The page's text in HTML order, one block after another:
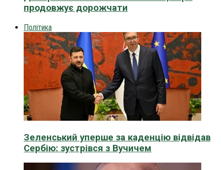
продовжує дорожчати
Політика
Зеленський уперше за каденцію відвідав
Сербію: зустрівся з Вучичем